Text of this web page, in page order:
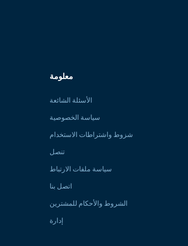
معلومة
الأسئلة الشائعة
سياسة الخصوصية
شزوط واشتراطات الاستخدام
تنصل
سياسة ملفات الارتباط
اتصل بنا
الشروط والأحكام للمشترين
إدارة